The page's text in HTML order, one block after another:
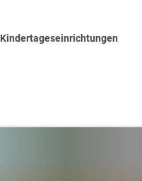
Kindertageseinrichtungen